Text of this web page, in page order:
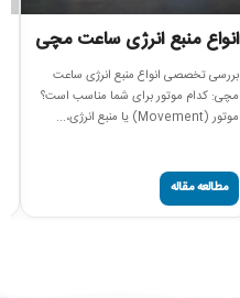
انواع منبع انرژی ساعت مچی
بررسی تخصصی انواع منبع انرژی ساعت
مچی: کدام موتور برای شما مناسب است؟
موتور (Movement) یا منبع انرژی،...
مطالعه مقاله